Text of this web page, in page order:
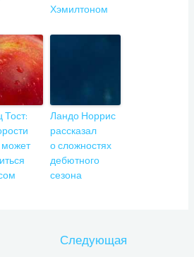
Хэмилтоном
Тост:
может
Ландо Норрис
рассказал
о сложностях
дебютного
сезона
Следующая